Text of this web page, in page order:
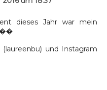
dieses Jahr war mein
und Instagram